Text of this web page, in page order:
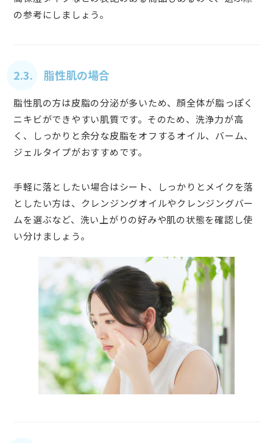
の参考にしましょう。
2.3. 脂性肌の場合
脂性肌の方は皮脂の分泌が多いため、顔全体が脂っぽく
ニキビができやすい肌質です。そのため、洗浄力が高
く、しっかりと余分な皮脂をオフするオイル、バーム、
ジェルタイプがおすすめです。
手軽に落としたい場合はシート、しっかりとメイクを落
としたい方は、クレンジングオイルやクレンジングバー
ムを選ぶなど、洗い上がりの好みや肌の状態を確認し使
い分けましょう。